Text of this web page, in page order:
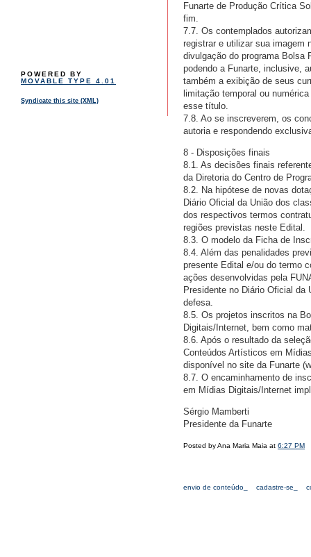
POWERED BY
MOVABLE TYPE 4.01
Syndicate this site (XML)
Funarte de Produção Crítica
fim.
7.7. Os contemplados
registrar e utilizar sua imagem
divulgação do programa Bolsa
podendo a Funarte, inclusive,
também a exibição de seus
limitação temporal ou
esse título.
7.8. Ao se inscreverem, os
autoria e respondendo
8 - Disposições finais
8.1. As decisões finais
da Diretoria do Centro de
8.2. Na hipótese de novas
Diário Oficial da União dos
dos respectivos termos
regiões previstas neste Edital.
8.3. O modelo da Ficha de
8.4. Além das penalidades
presente Edital e/ou do termo
ações desenvolvidas pela
Presidente no Diário Oficial da
defesa.
8.5. Os projetos inscritos na
Digitais/Internet, bem como
8.6. Após o resultado da
Conteúdos Artísticos em
disponível no site da Funarte
8.7. O encaminhamento de
em Mídias Digitais/Internet
Sérgio Mamberti
Presidente da Funarte
Posted by Ana Maria Maia at 6:27 PM
envio de conteúdo_ cadastre-se_